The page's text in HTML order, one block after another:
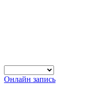
Онлайн запись